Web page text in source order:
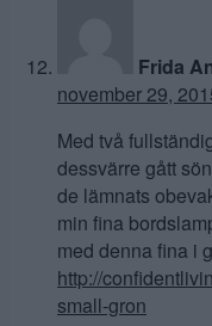
Frida
november 29,
Med två
dessvärre gått
de lämnats
min fina
med denna fina i
http://
small-gron